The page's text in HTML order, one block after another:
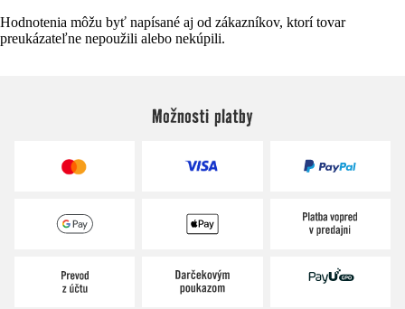
Hodnotenia môžu byť napísané aj od zákazníkov, ktorí tovar
preukázateľne nepoužili alebo nekúpili.
Možnosti platby